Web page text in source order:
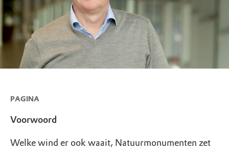
PAGINA
Voorwoord
Welke wind er ook waait, Natuurmonumenten zet